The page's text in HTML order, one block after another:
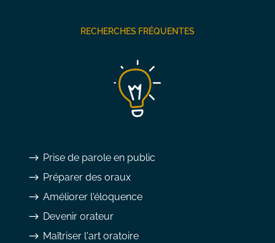
RECHERCHES FRÉQUENTES
$ Prise de parole en public
$ Préparer des oraux
$ Améliorer l'éloquence
$ Devenir orateur
$ Maîtriser l'art oratoire